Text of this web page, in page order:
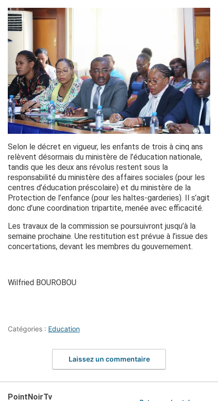
Selon le décret en vigueur, les enfants de trois à cinq ans
relèvent désormais du ministère de l’éducation nationale,
tandis que les deux ans révolus restent sous la
responsabilité du ministère des affaires sociales (pour les
centres d’éducation préscolaire) et du ministère de la
Protection de l’enfance (pour les haltes-garderies). Il s’agit
donc d’une coordination tripartite, menée avec efficacité.
Les travaux de la commission se poursuivront jusqu’à la
semaine prochaine. Une restitution est prévue à l’issue des
concertations, devant les membres du gouvernement.
Wilfried BOUROBOU
Catégories : Education
Laissez un commentaire
PointNoirTv